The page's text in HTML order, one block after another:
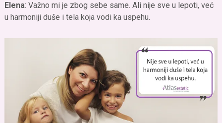
Elena: Važno mi je zbog sebe same. Ali nije sve u lepoti, već
u harmoniji duše i tela koja vodi ka uspehu.